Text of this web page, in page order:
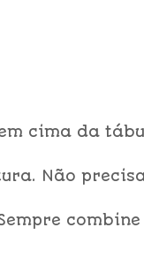
cima da
Não
combine